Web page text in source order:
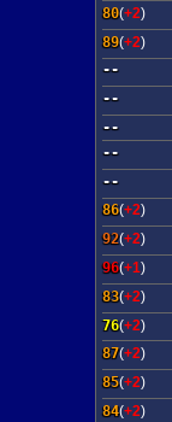
80(+2)
89(+2)
--
--
--
--
--
86(+2)
92(+2)
96(+1)
83(+2)
76(+2)
87(+2)
85(+2)
84(+2)